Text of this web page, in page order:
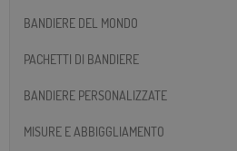
BANDIERE DEL MONDO
PACHETTI DI BANDIERE
BANDIERE PERSONALIZZATE
MISURE E ABBIGGLIAMENTO